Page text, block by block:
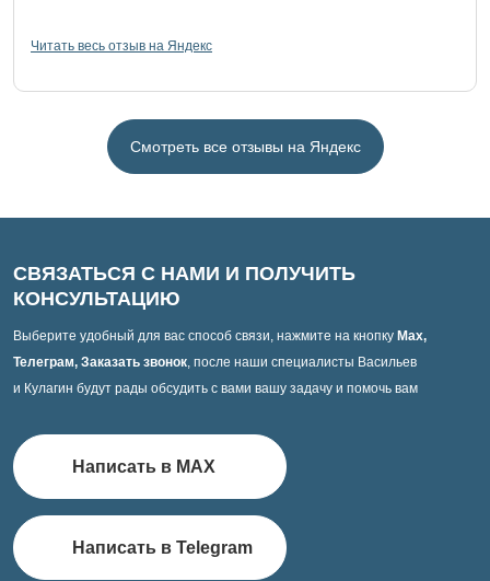
Читать весь отзыв на Яндекс
Смотреть все отзывы на Яндекс
СВЯЗАТЬСЯ С НАМИ И ПОЛУЧИТЬ
КОНСУЛЬТАЦИЮ
Выберите удобный для вас способ связи, нажмите на кнопку Max,
Телеграм, Заказать звонок, после наши специалисты Васильев
и Кулагин будут рады обсудить с вами вашу задачу и помочь вам
Написать в MAX
Написать в Telegram